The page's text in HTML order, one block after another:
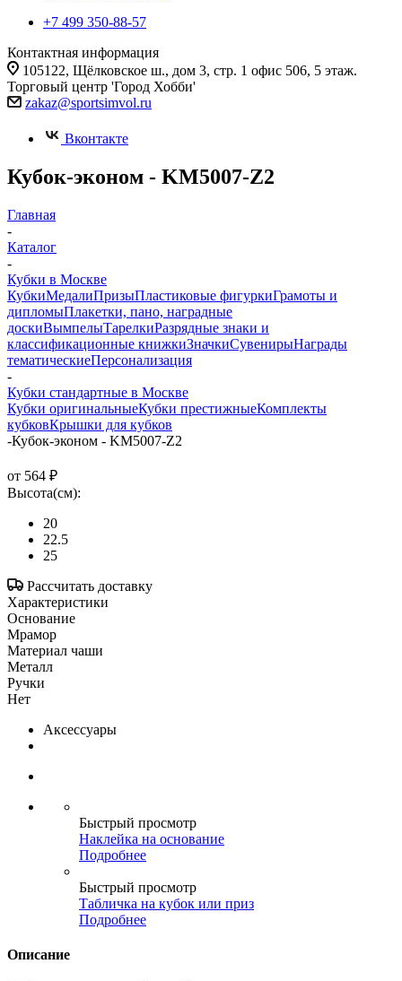
+7 499 350-88-57
Контактная информация
105122, Щёлковское ш., дом 3, стр. 1 офис 506, 5 этаж.
Торговый центр 'Город Хобби'
zakaz@sportsimvol.ru
Вконтакте
Кубок-эконом - KM5007-Z2
Главная
-
Каталог
-
Кубки в Москве
КубкиМедалиПризыПластиковые фигуркиГрамоты и
дипломыПлакетки, пано, наградные
доскиВымпелыТарелкиРазрядные знаки и
классификационные книжкиЗначкиСувенирыНаграды
тематическиеПерсонализация
-
Кубки стандартные в Москве
Кубки оригинальныеКубки престижныеКомплекты
кубковКрышки для кубков
-Кубок-эконом - KM5007-Z2
от 564 ₽
Высота(см):
20
22.5
25
Рассчитать доставку
Характеристики
Основание
Мрамор
Материал чаши
Металл
Ручки
Нет
Аксессуары
Быстрый просмотр
Наклейка на основание
Подробнее
Быстрый просмотр
Табличка на кубок или приз
Подробнее
Описание